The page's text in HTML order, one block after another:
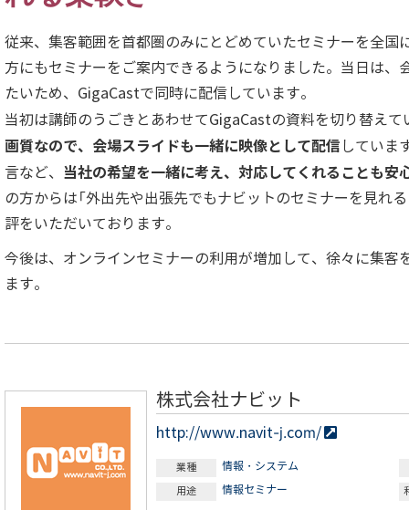
従来、集客範囲を首都圏のみにとどめていたセミナーを全国
方にもセミナーをご案内できるようになりました。当日は、
たいため、GigaCastで同時に配信しています。
当初は講師のうごきとあわせてGigaCastの資料を切り替えて
画質なので、会場スライドも一緒に映像として配信 していま
言など、 当社の希望を一緒に考え、対応してくれることも安
の方からは「外出先や出張先でもナビットのセミナーを見れ
評をいただいております。
今後は、オンラインセミナーの利用が増加して、徐々に集客
ます。
株式会社ナビット
http://www.navit-j.com/
業種 情報・システム
用途 情報セミナー